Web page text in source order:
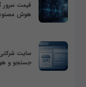
هوش
سایت
جستجو و